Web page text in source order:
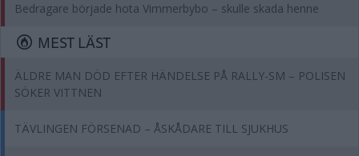
Bedragare började hota Vimmerbybo – skulle skada henne
MEST LÄST
ÄLDRE MAN DÖD EFTER HÄNDELSE PÅ RALLY-SM – POLISEN
SÖKER VITTNEN
TÄVLINGEN FÖRSENAD – ÅSKÅDARE TILL SJUKHUS